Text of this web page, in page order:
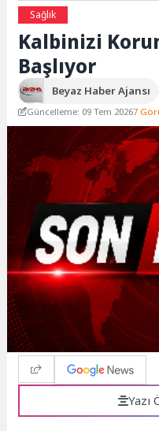
Sağlık
Kalbinizi
Başlıyor
Beyaz Haber Ajansı
Güncelleme: 09 Tem 20267
Yazı